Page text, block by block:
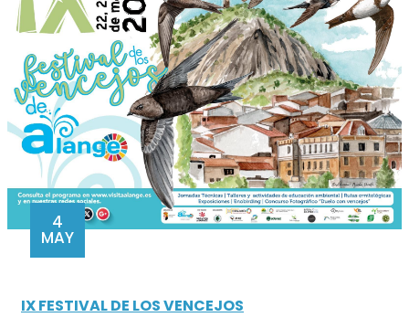
4
MAY
IX FESTIVAL DE LOS VENCEJOS